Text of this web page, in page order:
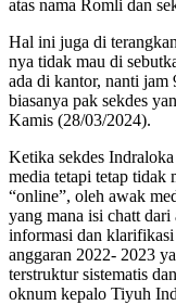
atas nama Romli dan
Hal ini juga di
nya tidak mau di
ada di kantor, nanti jam
biasanya pak sekdes
Kamis (28/03/2024).
Ketika sekdes
media tetapi tetap tidak
“online”, oleh awak
yang mana isi chatt
informasi dan
anggaran 2022- 2023
terstruktur sistematis
oknum kepalo Tiyuh